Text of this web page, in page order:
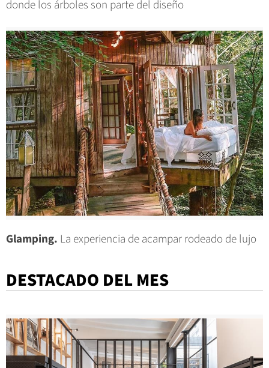
donde los árboles son parte del diseño
Glamping. La experiencia de acampar rodeado de lujo
DESTACADO DEL MES